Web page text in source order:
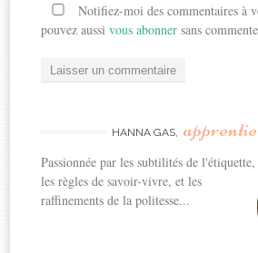
Notifiez-moi des commentaires à
pouvez aussivous abonner sans
HANNA GAS,
Passionnée par les subtilités de l'étiquette,
les règles de savoir-vivre, et les
raffinements de la politesse...